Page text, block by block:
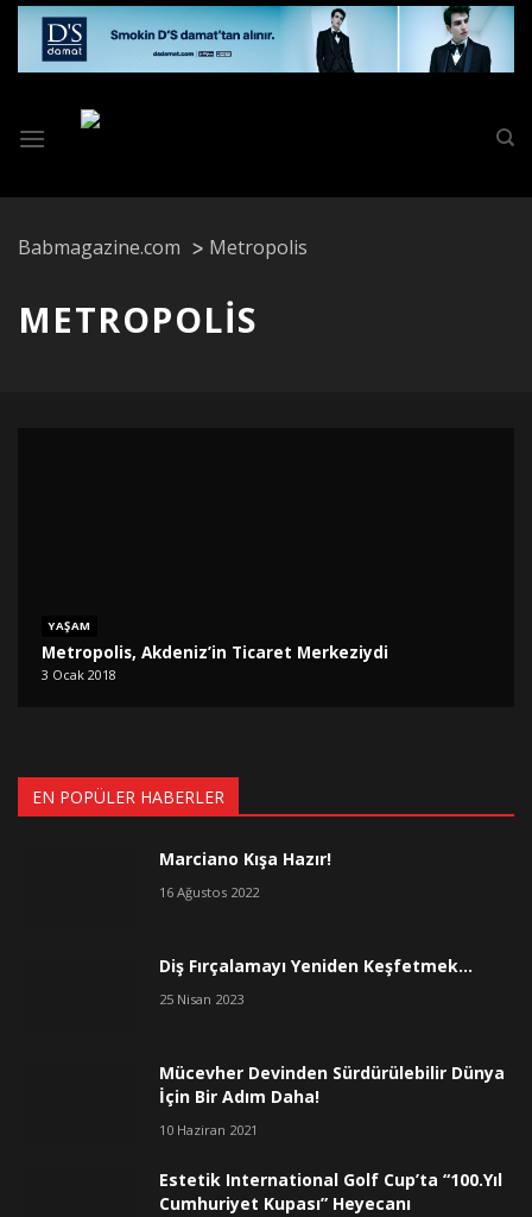
Skip
content
Babmagazine.com Metropolis
METROPOLIS
YAŞAM
Metropolis, Akdeniz’in Ticaret Merkeziydi
3 Ocak 2018
EN POPÜLER HABERLER
Marciano Kışa Hazır!
16 Ağustos 2022
Diş Fırçalamayı Yeniden Keşfetmek…
25 Nisan 2023
Mücevher Devinden Sürdürülebilir Dünya
İçin Bir Adım Daha!
10 Haziran 2021
Estetik International Golf Cup’ta “100.Yıl
Cumhuriyet Kupası” Heyecanı